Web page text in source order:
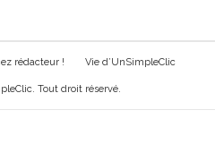
rédacteur ! Vie d’UnSimpleClic
Tout droit réservé.